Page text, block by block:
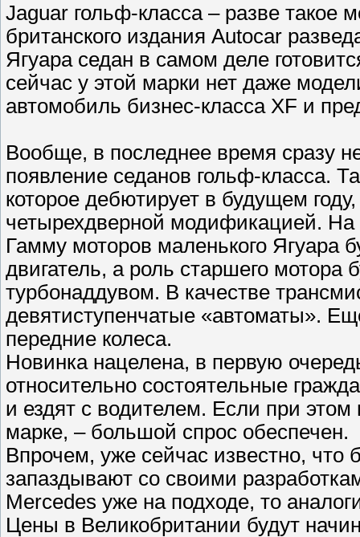
Jaguar гольф-класса – разве такое
британского издания Autocar
Ягуара седан в самом деле
сейчас у этой марки нет даже
автомобиль бизнес-класса XF и
Вообще, в последнее время сразу
появление седанов гольф-класса.
которое дебютирует в будущем
четырехдверной модификацией.
Гамму моторов маленького Ягуара
двигатель, а роль старшего мотора
турбонаддувом. В качестве
девятиступенчатые «автоматы».
передние колеса.
Новинка нацелена, в первую
относительно состоятельные
и ездят с водителем. Если при
марке, – большой спрос обеспечен.
Впрочем, уже сейчас известно, что
запаздывают со своими
Mercedes уже на подходе, то
Цены в Великобритании будут